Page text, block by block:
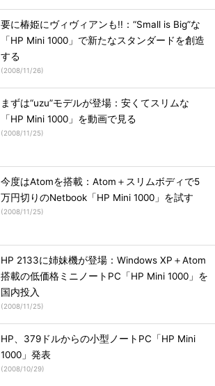
要に椿姫にヴィヴィアンも!!：“Small is Big”な
「HP Mini 1000」で新たなスタンダードを創造
する
(2008/11/26)
まずは“uzu”モデルが登場：安くてスリムな
「HP Mini 1000」を動画で見る
(2008/11/25)
今度はAtomを搭載：Atom＋スリムボディで5
万円切りのNetbook「HP Mini 1000」を試す
(2008/11/25)
HP 2133に姉妹機が登場：Windows XP＋Atom
搭載の低価格ミニノートPC「HP Mini 1000」を
国内投入
(2008/11/25)
HP、379ドルからの小型ノートPC「HP Mini
1000」発表
(2008/10/29)